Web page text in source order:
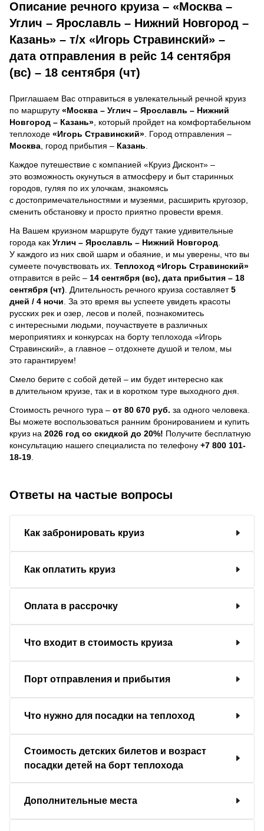
Описание речного круиза – «Москва –
Углич – Ярославль – Нижний Новгород –
Казань» – т/х «Игорь Стравинский» –
дата отправления в рейс 14 сентября
(вс) – 18 сентября (чт)
Приглашаем Вас отправиться в увлекательный речной круиз
по маршруту «Москва – Углич – Ярославль – Нижний
Новгород – Казань» , который пройдет на комфортабельном
теплоходе «Игорь Стравинский» . Город отправления –
Москва , город прибытия – Казань
Каждое путешествие с компанией «Круиз Дисконт» –
это возможность окунуться в атмосферу и быт старинных
городов, гуляя по их улочкам, знакомясь
с достопримечательностями и музеями, расширить кругозор,
сменить обстановку и просто приятно провести время.
На Вашем круизном маршруте будут такие удивительные
города как Углич – Ярославль – Нижний Новгород
У каждого из них свой шарм и обаяние, и мы уверены, что вы
сумеете почувствовать их. Теплоход «Игорь Стравинский»
отправится в рейс – 14 сентября (вс), дата прибытия – 18
сентября (чт) . Длительность речного круиза составляет5
дней / 4 ночи За это время вы успеете увидеть красоты
русских рек и озер, лесов и полей, познакомитесь
с интересными людьми, поучаствуете в различных
мероприятиях и конкурсах на борту теплохода «Игорь
Стравинский», а главное – отдохнете душой и телом, мы
это гарантируем!
Смело берите с собой детей – им будет интересно как
в длительном круизе, так и в коротком туре выходного дня.
Стоимость речного тура – от 80 670 руб. за одного человека.
Вы можете воспользоваться ранним бронированием и купить
круиз на 2026 год со скидкой до 20%! Получите бесплатную
консультацию нашего специалиста по телефону +7 800 101-
18-19
Ответы на частые вопросы
Как забронировать круиз
Как оплатить круиз
Оплата в рассрочку
Что входит в стоимость круиза
Порт отправления и прибытия
Что нужно для посадки на теплоход
Стоимость детских билетов и возраст
посадки детей на борт теплохода
Дополнительные места